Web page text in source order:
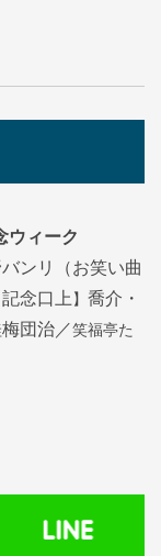
ウィーク
ンリ（お笑い曲
念口上 】 喬介・
団治／笑福亭た